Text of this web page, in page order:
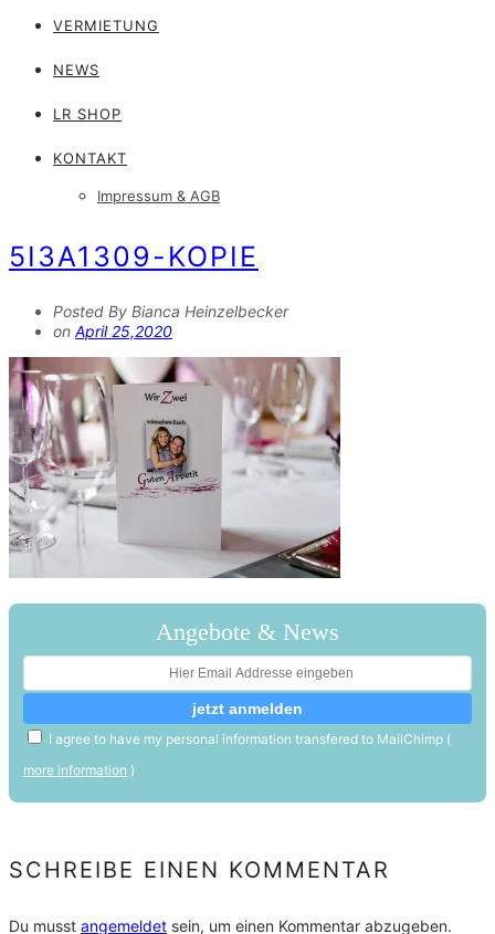
VERMIETUNG
NEWS
LR SHOP
KONTAKT
Impressum & AGB
5I3A1309-KOPIE
Posted By Bianca Heinzelbecker
on April 25,2020
Angebote & News
I agree to have my personal information transfered to MailChimp (
more information )
SCHREIBE EINEN KOMMENTAR
Du musst angemeldet sein, um einen Kommentar abzugeben.